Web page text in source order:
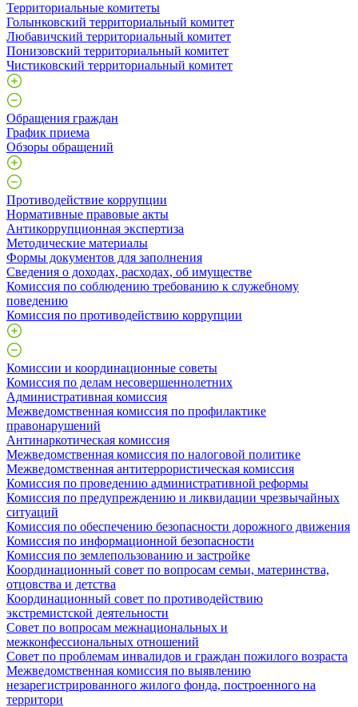
Территориальные комитеты
Голынковский территориальный комитет
Любавичский территориальный комитет
Понизовский территориальный комитет
Чистиковский территориальный комитет
Обращения граждан
График приема
Обзоры обращений
Противодействие коррупции
Нормативные правовые акты
Антикоррупционная экспертиза
Методические материалы
Формы документов для заполнения
Сведения о доходах, расходах, об имуществе
Комиссия по соблюдению требованию к служебному
поведению
Комиссия по противодействию коррупции
Комиссии и координационные советы
Комиссия по делам несовершеннолетних
Административная комиссия
Межведомственная комиссия по профилактике
правонарушений
Антинаркотическая комиссия
Межведомственная комиссия по налоговой политике
Межведомственная антитеррористическая комиссия
Комиссия по проведению административной реформы
Комиссия по предупреждению и ликвидации чрезвычайных
ситуаций
Комиссия по обеспечению безопасности дорожного движения
Комиссия по информационной безопасности
Комиссия по землепользованию и застройке
Координационный совет по вопросам семьи, материнства,
отцовства и детства
Координационный совет по противодействию
экстремистской деятельности
Совет по вопросам межнациональных и
межконфессиональных отношений
Совет по проблемам инвалидов и граждан пожилого возраста
Межведомственная комиссия по выявлению
незарегистрированного жилого фонда, построенного на
территори